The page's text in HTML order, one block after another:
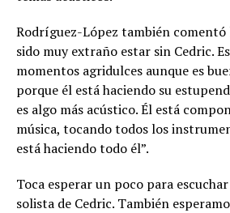
Rodríguez-López también comentó
sido muy extraño estar sin Cedric.
momentos agridulces aunque es
porque él está haciendo su
es algo más acústico. Él está
música, tocando todos los
está haciendo todo él”.
Toca esperar un poco para
solista de Cedric. También